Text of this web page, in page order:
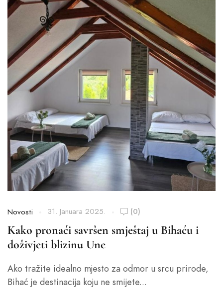
Novosti 31. Januara 2025. (0)
Kako pronaći savršen smještaj u Bihaću i
doživjeti blizinu Une
Ako tražite idealno mjesto za odmor u srcu prirode,
Bihać je destinacija koju ne smijete...